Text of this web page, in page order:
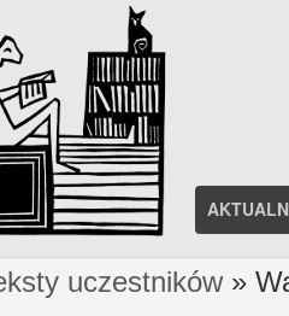
uczestników»